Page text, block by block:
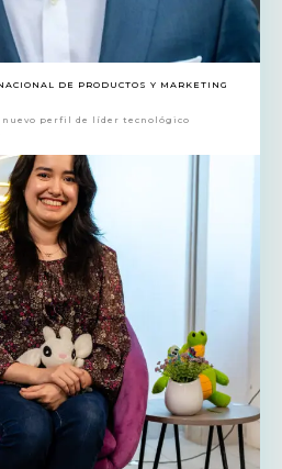
DE PRODUCTOS Y MARKETING
perfil de líder tecnológico